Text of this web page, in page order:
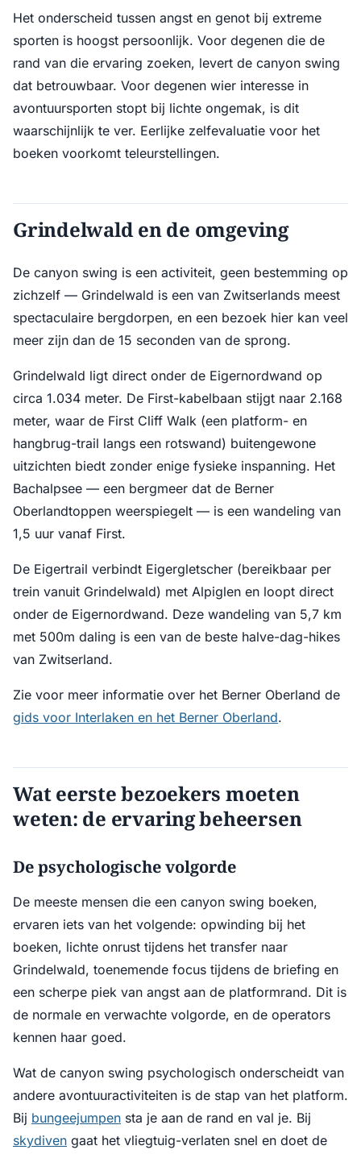
Het onderscheid tussen angst en genot bij extreme
sporten is hoogst persoonlijk. Voor degenen die de
rand van die ervaring zoeken, levert de canyon swing
dat betrouwbaar. Voor degenen wier interesse in
avontuursporten stopt bij lichte ongemak, is dit
waarschijnlijk te ver. Eerlijke zelfevaluatie voor het
boeken voorkomt teleurstellingen.
Grindelwald en de omgeving
De canyon swing is een activiteit, geen bestemming op
zichzelf — Grindelwald is een van Zwitserlands meest
spectaculaire bergdorpen, en een bezoek hier kan veel
meer zijn dan de 15 seconden van de sprong.
Grindelwald ligt direct onder de Eigernordwand op
circa 1.034 meter. De First-kabelbaan stijgt naar 2.168
meter, waar de First Cliff Walk (een platform- en
hangbrug-trail langs een rotswand) buitengewone
uitzichten biedt zonder enige fysieke inspanning. Het
Bachalpsee — een bergmeer dat de Berner
Oberlandtoppen weerspiegelt — is een wandeling van
1,5 uur vanaf First.
De Eigertrail verbindt Eigergletscher (bereikbaar per
trein vanuit Grindelwald) met Alpiglen en loopt direct
onder de Eigernordwand. Deze wandeling van 5,7 km
met 500m daling is een van de beste halve-dag-hikes
van Zwitserland.
Zie voor meer informatie over het Berner Oberland de
gids voor Interlaken en het Berner Oberland.
Wat eerste bezoekers moeten
weten: de ervaring beheersen
De psychologische volgorde
De meeste mensen die een canyon swing boeken,
ervaren iets van het volgende: opwinding bij het
boeken, lichte onrust tijdens het transfer naar
Grindelwald, toenemende focus tijdens de briefing en
een scherpe piek van angst aan de platformrand. Dit is
de normale en verwachte volgorde, en de operators
kennen haar goed.
Wat de canyon swing psychologisch onderscheidt van
andere avontuuractiviteiten is de stap van het platform.
Bij bungeejumpen sta je aan de rand en val je. Bij
skydiven gaat het vliegtuig-verlaten snel en doet de